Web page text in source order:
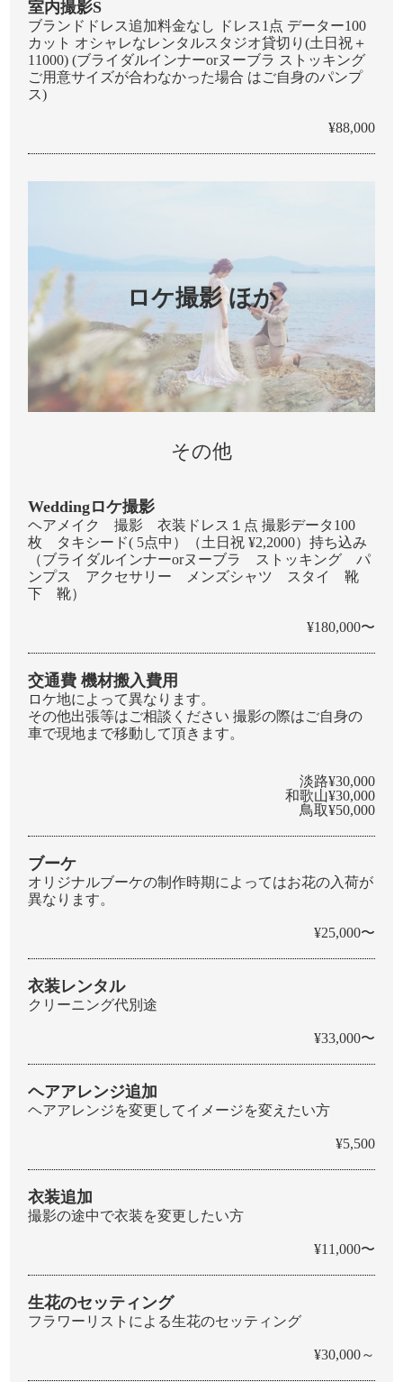
室内撮影S
ブランドドレス追加料金なし ドレス1点 データー100
カット オシャレなレンタルスタジオ貸切り(土日祝＋
11000) (ブライダルインナーorヌーブラ ストッキング
ご用意サイズが合わなかった場合 はご自身のパンプ
ス)
¥88,000
ロケ撮影 ほか
その他
Weddingロケ撮影
ヘアメイク 撮影 衣装ドレス１点 撮影データ100
枚 タキシード( 5点中）（土日祝 ¥2,2000）持ち込み
（ブライダルインナーorヌーブラ ストッキング パ
ンプス アクセサリー メンズシャツ スタイ 靴
下 靴）
¥180,000〜
交通費 機材搬入費用
ロケ地によって異なります。
その他出張等はご相談ください 撮影の際はご自身の
車で現地まで移動して頂きます。
淡路¥30,000
和歌山¥30,000
鳥取¥50,000
ブーケ
オリジナルブーケの制作時期によってはお花の入荷が
異なります。
¥25,000〜
衣装レンタル
クリーニング代別途
¥33,000〜
ヘアアレンジ追加
ヘアアレンジを変更してイメージを変えたい方
¥5,500
衣装追加
撮影の途中で衣装を変更したい方
¥11,000〜
生花のセッティング
フラワーリストによる生花のセッティング
¥30,000～